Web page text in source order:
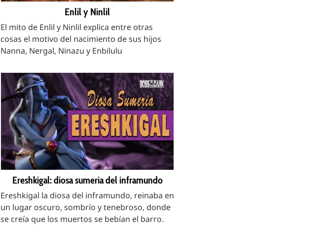
Enlil y Ninlil
El mito de Enlil y Ninlil explica entre otras
cosas el motivo del nacimiento de sus hijos
Nanna, Nergal, Ninazu y Enbilulu
Ereshkigal: diosa sumeria del inframundo
Ereshkigal la diosa del inframundo, reinaba en
un lugar oscuro, sombrío y tenebroso, donde
se creía que los muertos se bebían el barro.